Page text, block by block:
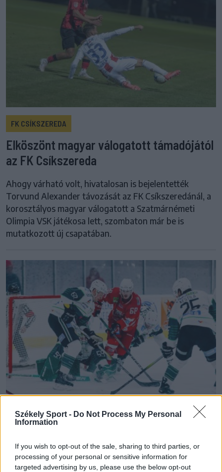
Székely Sport - Do Not Process My Personal
Information
If you wish to opt-out of the sale, sharing to third parties, or
processing of your personal or sensitive information for
targeted advertising by us, please use the below opt-out
FK CSÍKSZEREDA
Elköszönt magyar válogatott támadójától
az FK Csíkszereda
Ahogy várható volt, hivatalosan is bejelentették
Torvund Alexander távozását az FK Csíkszeredánál, a
korosztályos magyar válogatott a Szatmárnémeti
Olimpia VSK játékosa lett, szombaton már be is
mutatkozott új csapatában.
ÁTIGAZOLÁS
Liga csapatai már a jégre készülnek